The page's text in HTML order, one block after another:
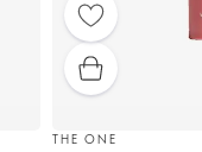
THE ONE